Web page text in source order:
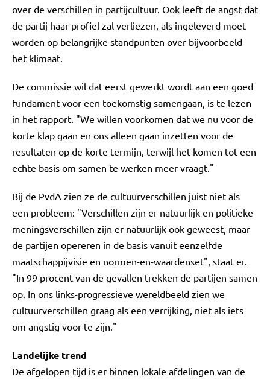
over de verschillen in partijcultuur. Ook leeft de angst dat
de partij haar profiel zal verliezen, als ingeleverd moet
worden op belangrijke standpunten over bijvoorbeeld
het klimaat.
De commissie wil dat eerst gewerkt wordt aan een goed
fundament voor een toekomstig samengaan, is te lezen
in het rapport. "We willen voorkomen dat we nu voor de
korte klap gaan en ons alleen gaan inzetten voor de
resultaten op de korte termijn, terwijl het komen tot een
echte basis om samen te werken meer vraagt."
Bij de PvdA zien ze de cultuurverschillen juist niet als
een probleem: "Verschillen zijn er natuurlijk en politieke
meningsverschillen zijn er natuurlijk ook geweest, maar
de partijen opereren in de basis vanuit eenzelfde
maatschappijvisie en normen-en-waardenset", staat er.
"In 99 procent van de gevallen trekken de partijen samen
op. In ons links-progressieve wereldbeeld zien we
cultuurverschillen graag als een verrijking, niet als iets
om angstig voor te zijn."
Landelijke trend
De afgelopen tijd is er binnen lokale afdelingen van de